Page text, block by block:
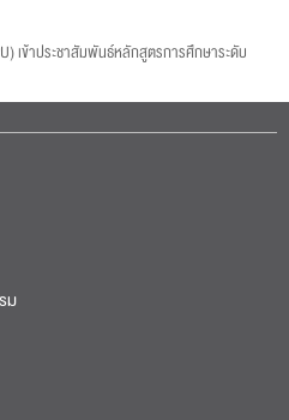
เข้าประชาสัมพันธ์หลักสูตรการศึกษาระดับ
ม